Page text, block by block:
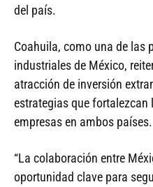
del país.
Coahuila, como una de las
industriales de México,
atracción de inversión
estrategias que
empresas en ambos países.
“La colaboración entre
oportunidad clave para